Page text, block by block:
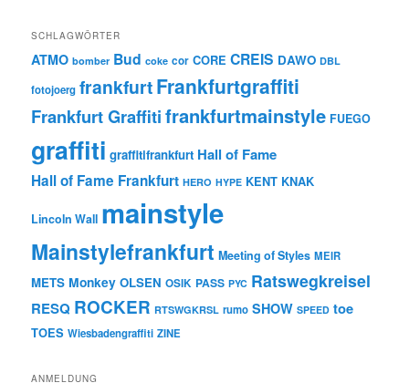
SCHLAGWÖRTER
ATMO bomber Bud coke cor CORE CREIS DAWO DBL
fotojoerg frankfurtFrankfurtgraffiti
Frankfurt Graffitifrankfurtmainstyle FUEGO
graffiti graffitifrankfurt Hall of Fame
Hall of Fame Frankfurt HERO HYPE KENT KNAK
Lincoln Wall mainstyle
Mainstylefrankfurt Meeting of Styles MEIR
METS Monkey OLSEN OSIK PASS PYC Ratswegkreisel
RESQ ROCKER RTSWGKRSL rumo SHOW SPEED toe
TOES Wiesbadengraffiti ZINE
ANMELDUNG